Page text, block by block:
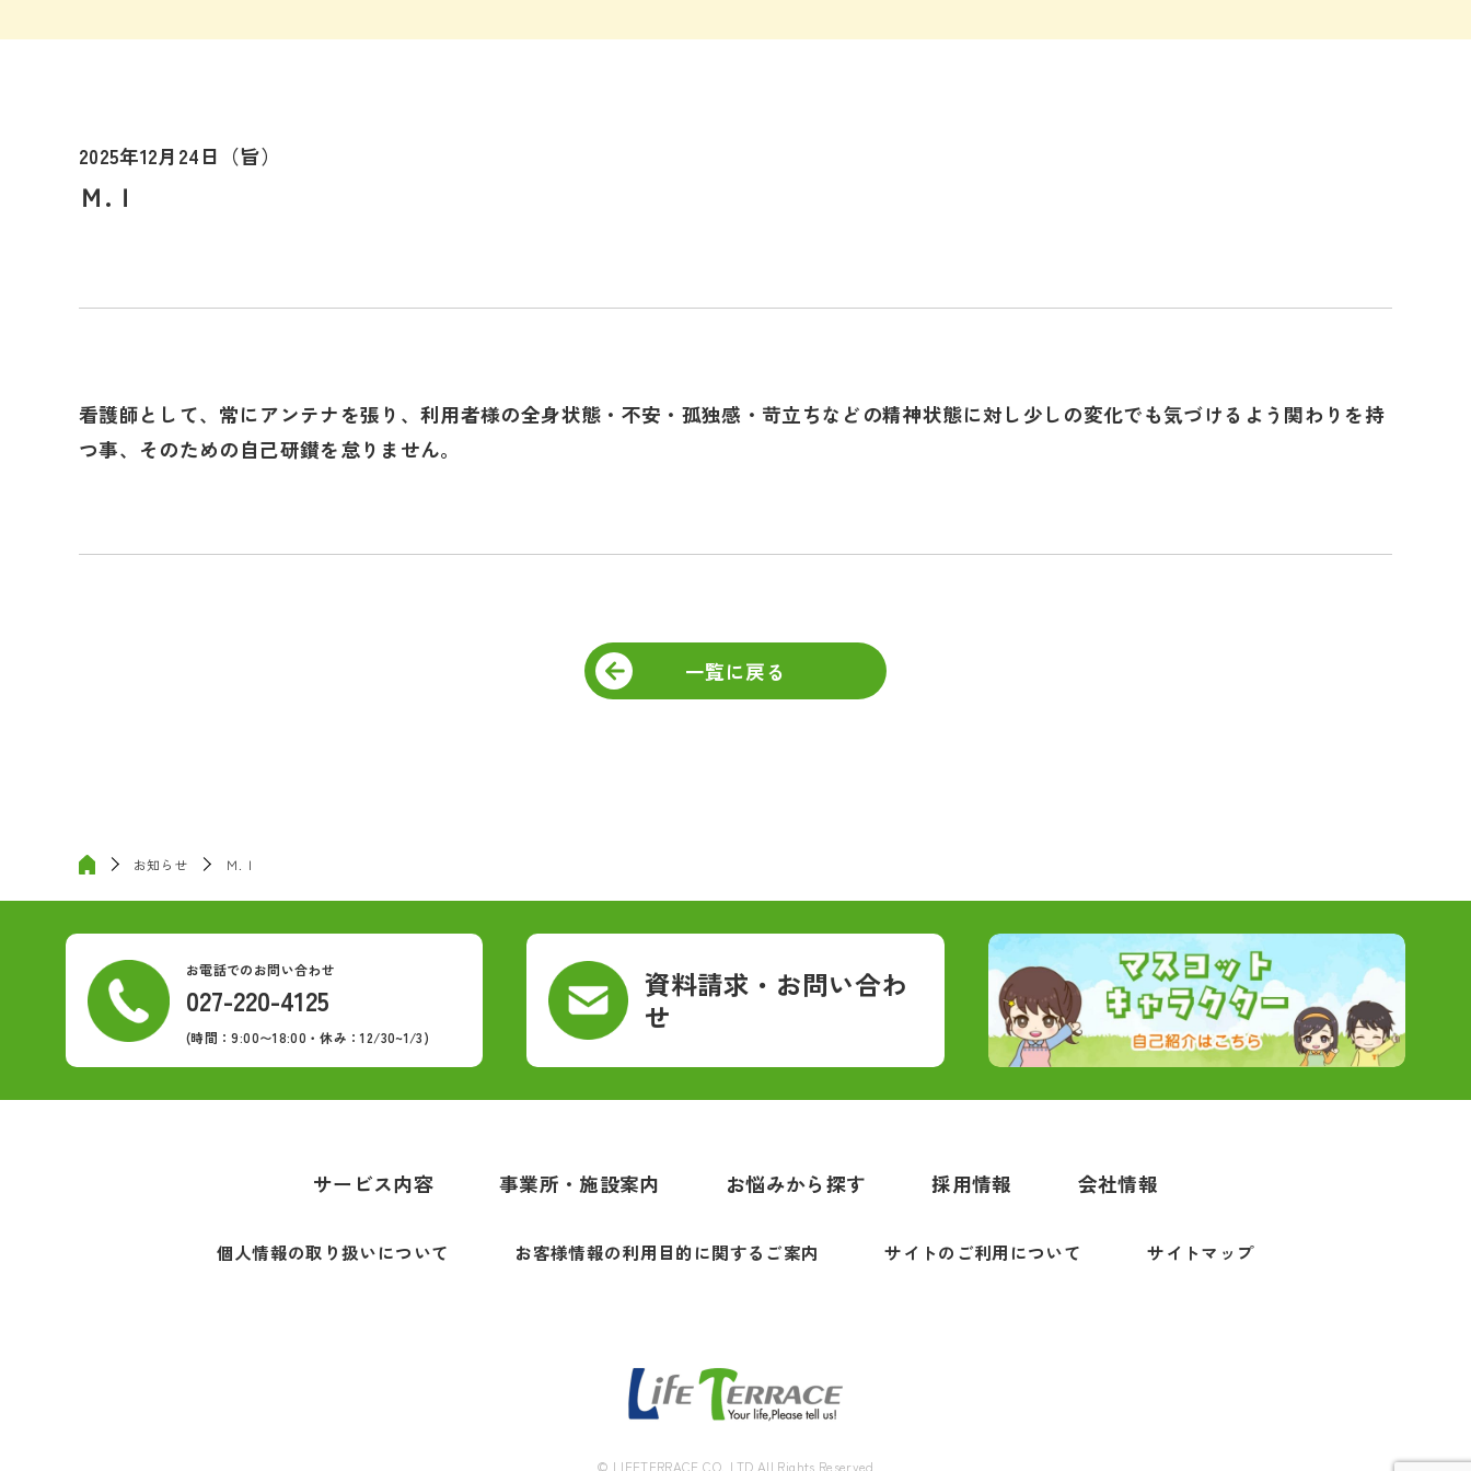
2025年12月24日（旨）
Ｍ.Ｉ
看護師として、常にアンテナを張り、利用者様の全身状態・不安・孤独感・苛立ちなどの精神状態に対し少しの変化でも気づけるよう関わりを持
つ事、そのための自己研鑚を怠りません。
一覧に戻る
お知らせ Ｍ.Ｉ
お電話でのお問い合わせ
027-220-4125
(時間：9:00〜18:00・休み：12/30~1/3)
資料請求・お問い合わ
せ
サービス内容 事業所・施設案内 お悩みから探す 採用情報 会社情報
個人情報の取り扱いについて お客様情報の利用目的に関するご案内 サイトのご利用について サイトマップ
© LIFETERRACE CO.,LTD All Rights Reserved